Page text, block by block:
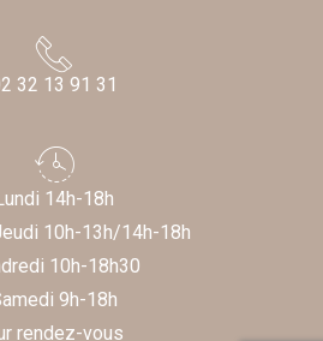
32 13 91 31
14h-18h
10h-13h/14h-18h
10h-18h30
9h-18h
rendez-vous